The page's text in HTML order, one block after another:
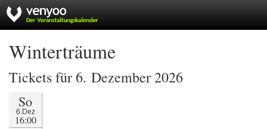
Winterträume
Tickets für 6. Dezember 2026
So
6.Dez
16:00